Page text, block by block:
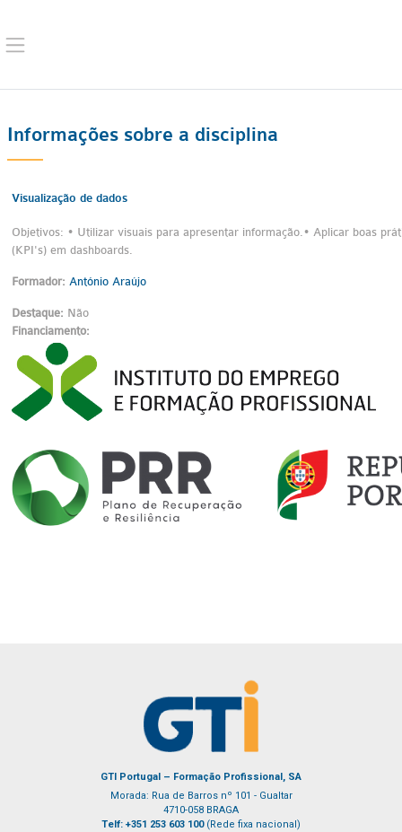
Informações sobre a disciplina
Visualização de dados
Objetivos: • Utilizar visuais para apresentar informação.• Aplicar boas
(KPI's) em dashboards.
Formador: António Araújo
Destaque: Não
Financiamento:
GTI Portugal – Formação Profissional, SA
Morada: Rua de Barros nº 101 - Gualtar
4710-058 BRAGA
Telf: +351 253 603 100 (Rede fixa nacional)